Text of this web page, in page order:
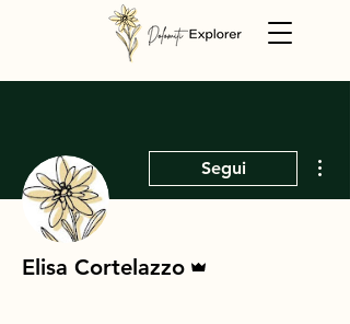
Segui
Elisa Cortelazzo